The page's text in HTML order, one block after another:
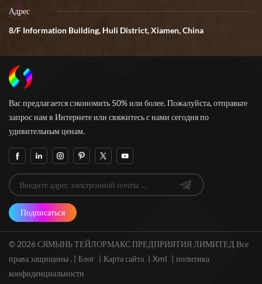
Адрес
8/F Information Building, Huli District, Xiamen, China
Вас предлагается сэкономить 50% или более. Пожалуйста, отправьте
запрос нам в Интернете или свяжитесь с нами сегодня по
удивительным ценам.
Подписаться
© 2026 СЯМЫНЬ ТЕЙЛОРМАКС ПРЕДПРИЯТИЯ ЛИМИТЕД Все
права защищены . | Блог | Карта сайта | Xml | политика
конфиденциальности